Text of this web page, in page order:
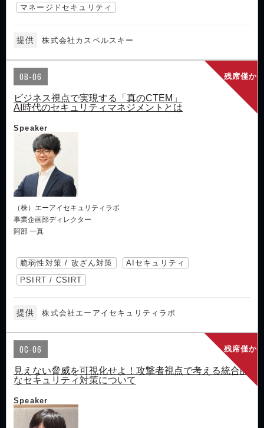
マネージドセキュリティ
提供 株式会社カスペルスキー
残席僅か
OB-06
ビジネス視点で実現する「真のCTEM」
AI時代のセキュリティマネジメントとは
Speaker
（株）エーアイセキュリティラボ
事業企画部ディレクター
阿部 一真
脆弱性対策 / 改ざん対策
AIセキュリティ
PSIRT / CSIRT
提供 株式会社エーアイセキュリティラボ
残席僅か
OC-06
見えない脅威を可視化せよ！攻撃者視点で考える統合的
なセキュリティ対策について
Speaker